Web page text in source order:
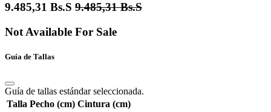
9.485,31 Bs.S 9.485,31Bs.S
Not Available For Sale
Guía de Tallas
Guía de tallas estándar seleccionada.
Talla Pecho (cm) Cintura (cm)